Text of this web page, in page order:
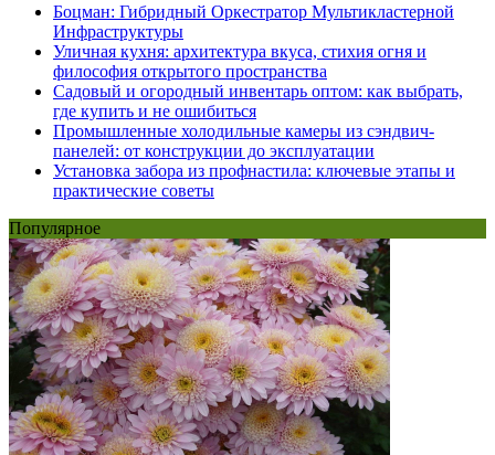
Боцман: Гибридный Оркестратор Мультикластерной
Инфраструктуры
Уличная кухня: архитектура вкуса, стихия огня и
философия открытого пространства
Садовый и огородный инвентарь оптом: как выбрать,
где купить и не ошибиться
Промышленные холодильные камеры из сэндвич-
панелей: от конструкции до эксплуатации
Установка забора из профнастила: ключевые этапы и
практические советы
Популярное